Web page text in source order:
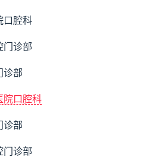
口腔科
门诊部
诊部
院口腔科
诊部
门诊部